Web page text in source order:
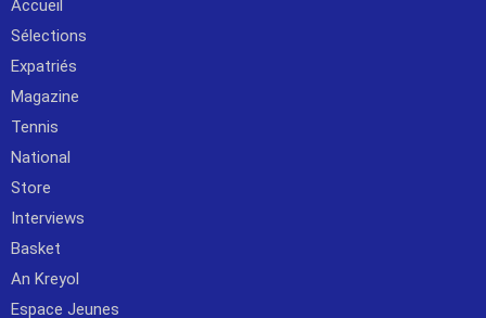
Accueil
Sélections
Expatriés
Magazine
Tennis
National
Store
Interviews
Basket
An Kreyol
Espace Jeunes